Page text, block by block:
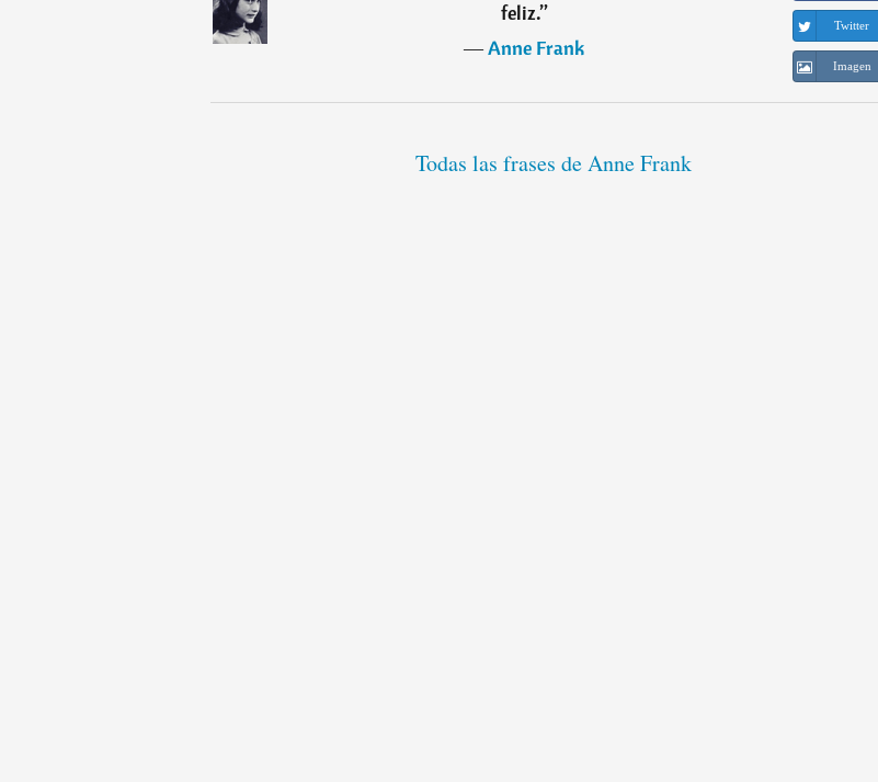
feliz.”
―Anne Frank
Twitter
Imagen
Todas las frases de Anne Frank